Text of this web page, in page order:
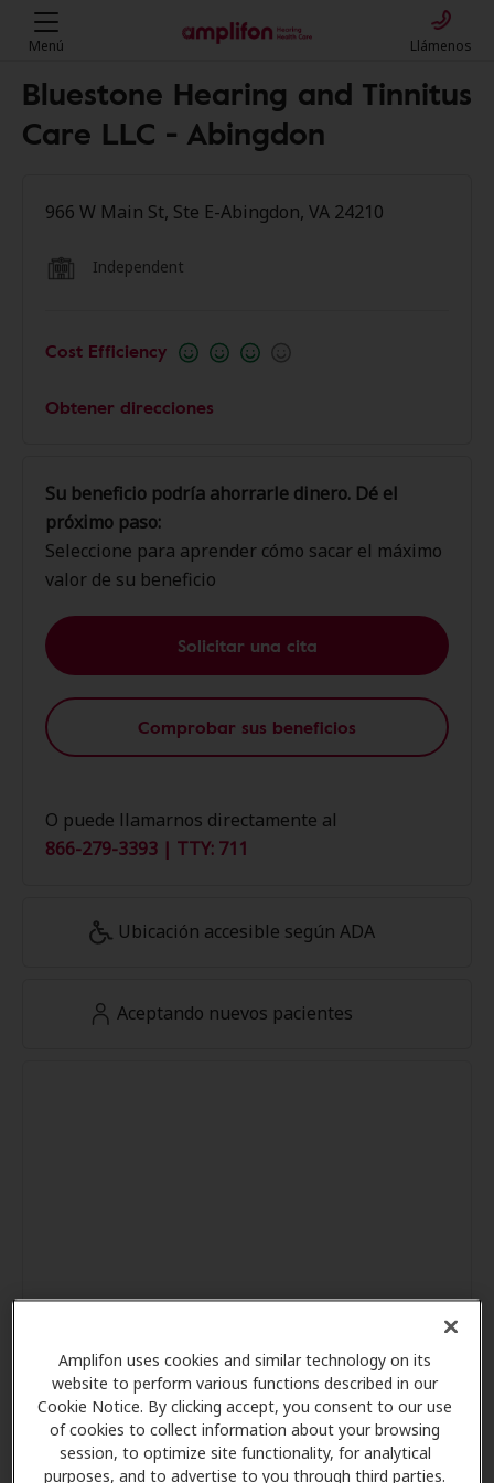
Amplifon uses cookies and similar technology on its
website to perform various functions described in our
Cookie Notice. By clicking accept, you consent to our use
of cookies to collect information about your browsing
session, to optimize site functionality, for analytical
purposes, and to advertise to you through third parties.
Menú Llámenos
Bluestone Hearing and Tinnitus
Care LLC - Abingdon
966 W Main St, Ste E-Abingdon, VA 24210
Independent
Cost Efficiency
Obtener direcciones
Su beneficio podría ahorrarle dinero. Dé el
próximo paso:
Seleccione para aprender cómo sacar el máximo
valor de su beneficio
Solicitar una cita
Comprobar sus beneficios
O puede llamarnos directamente al
866-279-3393 | TTY: 711
Ubicación accesible según ADA
Aceptando nuevos pacientes